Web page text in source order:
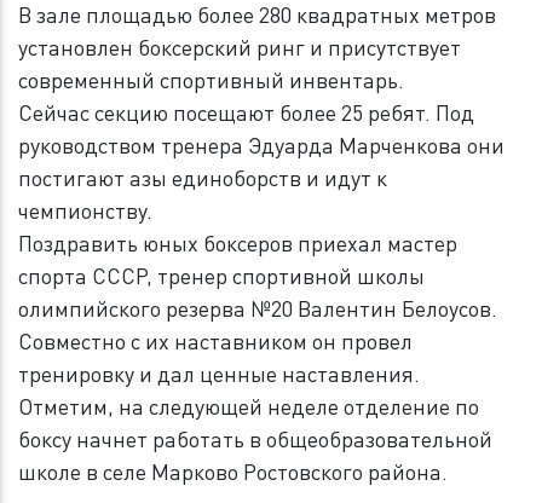
В зале площадью более 280 квадратных метров
установлен боксерский ринг и присутствует
современный спортивный инвентарь.
Сейчас секцию посещают более 25 ребят. Под
руководством тренера Эдуарда Марченкова они
постигают азы единоборств и идут к
чемпионству.
Поздравить юных боксеров приехал мастер
спорта СССР, тренер спортивной школы
олимпийского резерва №20 Валентин Белоусов.
Совместно с их наставником он провел
тренировку и дал ценные наставления.
Отметим, на следующей неделе отделение по
боксу начнет работать в общеобразовательной
школе в селе Марково Ростовского района.